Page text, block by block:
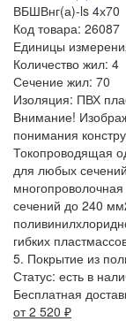
ВБШВнг(а)-ls 4х70
Код товара: 26087
Единицы
Количество жил: 4
Сечение жил: 70
Изоляция: ПВХ
Внимание!
понимания
Токопроводящая
для любых
сечений до 240
гибких
5. Покрытие из
Статус: есть в
Бесплатная
от 2 520 ₽